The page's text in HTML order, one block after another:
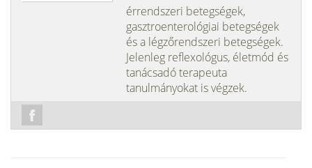
érrendszeri betegségek,
gasztroenterológiai betegségek
és a légzőrendszeri betegségek.
Jelenleg reflexológus, életmód és
tanácsadó terapeuta
tanulmányokat is végzek.